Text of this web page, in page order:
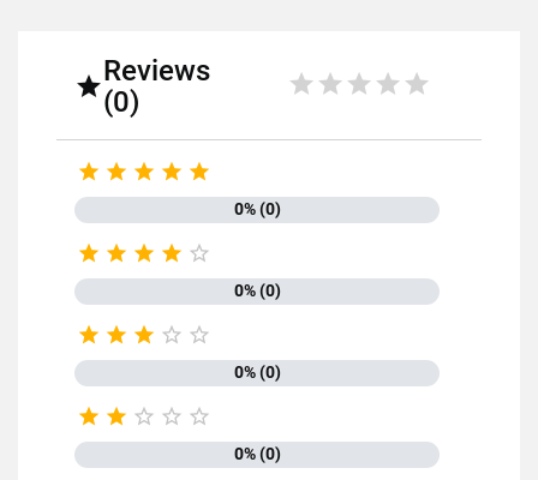
Reviews
(0)
    
0% (0)
    
0% (0)
    
0% (0)
    
0% (0)